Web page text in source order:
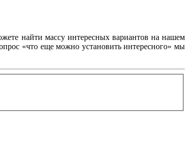
найти массу интересных вариантов на нашем
«что еще можно установить интересного» мы